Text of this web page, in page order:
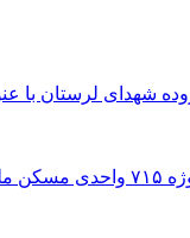
شهدای لرستان با